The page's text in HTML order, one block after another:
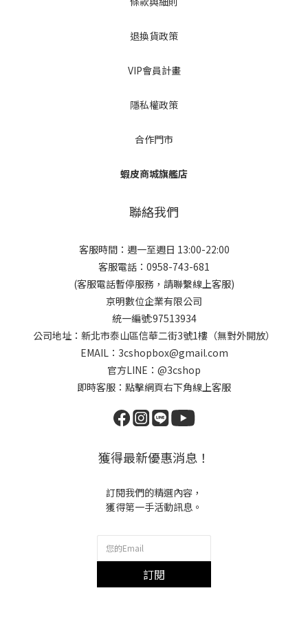
退換貨政策
VIP會員計畫
隱私權政策
合作門市
蝦皮商城旗艦店
聯絡我們
客服時間：週一至週日 13:00-22:00
客服電話：0958-743-681
(客服電話暫停服務，請聯繫線上客服)
京明數位企業有限公司
統一編號:97513934
公司地址：新北市泰山區信華二街3號1樓（無對外開放）
EMAIL：3cshopbox@gmail.com
官方LINE：@3cshop
即時客服：點擊網頁右下角線上客服
獲得最新優惠消息！
訂閱我們的精選內容，
獲得第一手活動訊息。
訂閱